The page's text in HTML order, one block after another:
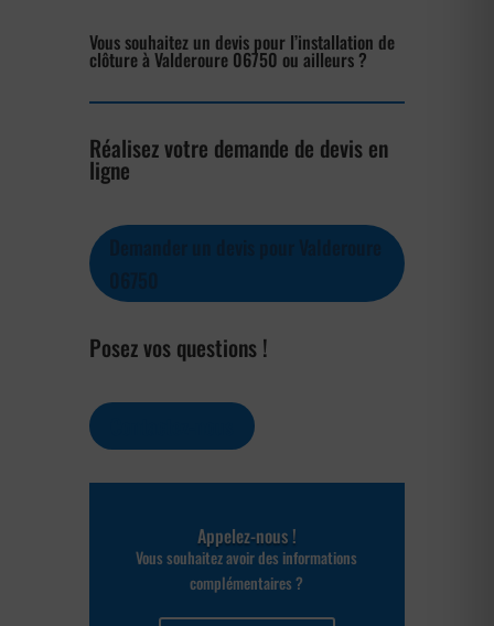
Vous souhaitez un devis pour l’installation de
clôture à Valderoure 06750 ou ailleurs ?
Réalisez votre demande de devis en
ligne
Posez vos questions !
Appelez-nous !
Vous souhaitez avoir des informations
complémentaires ?